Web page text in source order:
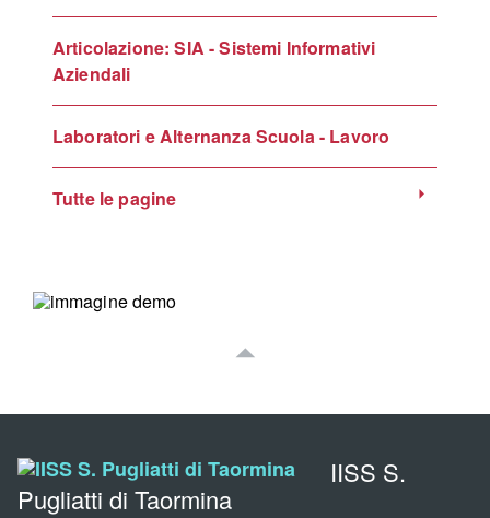
Articolazione: SIA - Sistemi Informativi
Aziendali
Laboratori e Alternanza Scuola - Lavoro
Tutte le pagine
IISS S.
Pugliatti di Taormina